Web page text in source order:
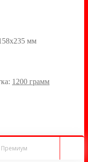
мм
1200 грамм
Премиум